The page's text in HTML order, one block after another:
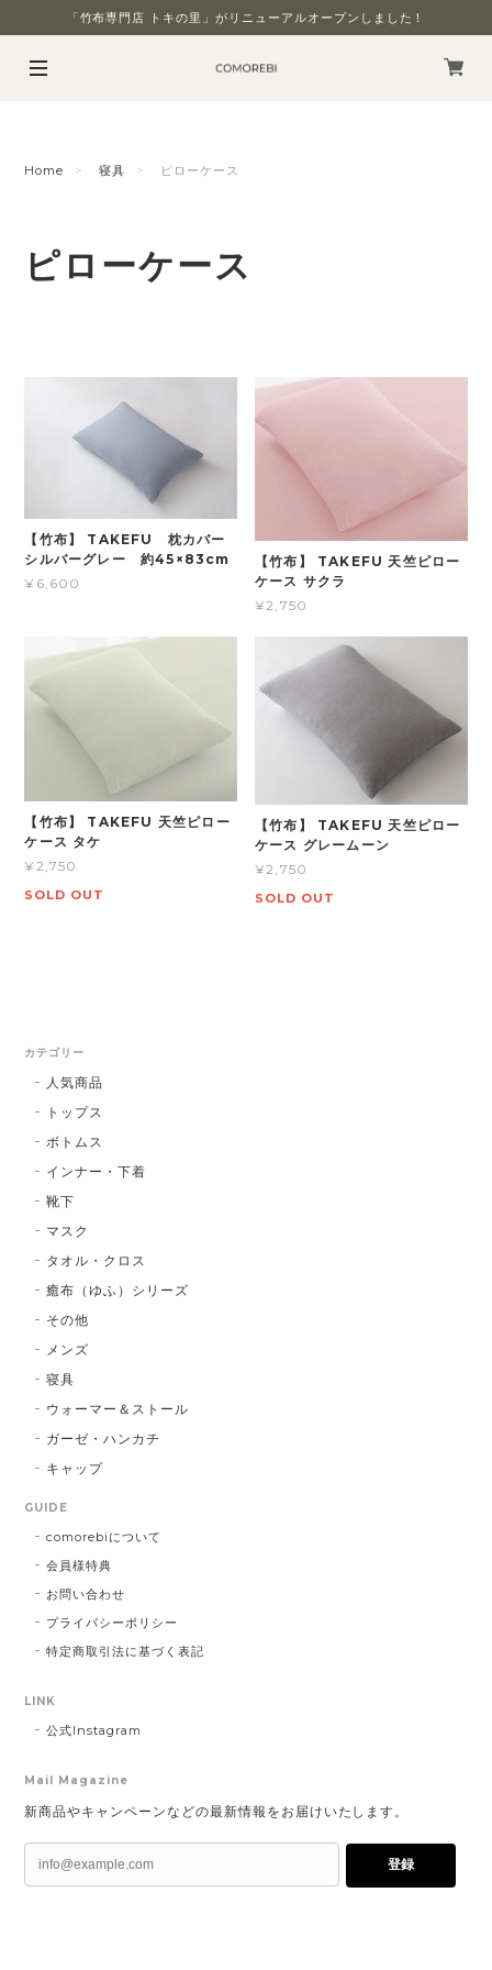
「竹布専門店 トキの里」がリニューアルオープンしました！
Home 寝具 ピローケース
ピローケース
【竹布】 TAKEFU 枕カバー
シルバーグレー 約45×83cm
¥6,600
【竹布】 TAKEFU 天竺ピロー
ケース サクラ
¥2,750
【竹布】 TAKEFU 天竺ピロー
ケース タケ
¥2,750
SOLD OUT
【竹布】 TAKEFU 天竺ピロー
ケース グレームーン
¥2,750
SOLD OUT
カテゴリー
人気商品
トップス
ボトムス
インナー・下着
靴下
マスク
タオル・クロス
癒布（ゆふ）シリーズ
その他
メンズ
寝具
ウォーマー＆ストール
ガーゼ・ハンカチ
キャップ
GUIDE
comorebiについて
会員様特典
お問い合わせ
プライバシーポリシー
特定商取引法に基づく表記
LINK
公式Instagram
Mail Magazine
新商品やキャンペーンなどの最新情報をお届けいたします。
登録